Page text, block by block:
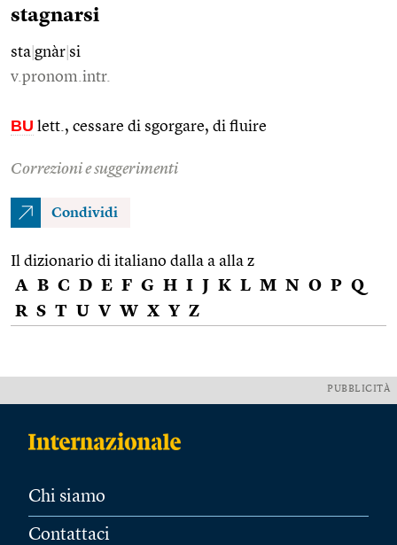
stagnarsi
sta gnàr si
v.pronom.intr.
BU lett., cessare di sgorgare, di fluire
Correzioni e suggerimenti
Condividi
Il dizionario di italiano dalla a alla z
A B C D E F G H I J K L M N O P Q
R S T U V W X Y Z
PUBBLICITÀ
Chi siamo
Contattaci